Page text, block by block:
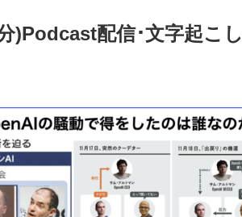
)Podcast配信･文字起こし